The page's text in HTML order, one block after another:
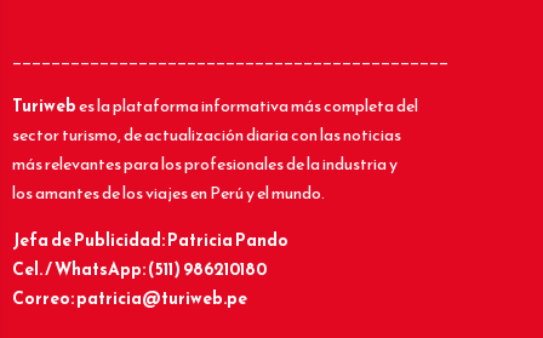
_____________________________________________
Turiwebes la plataforma informativa más completa del
sector turismo, de actualización diaria con las noticias
más relevantes para los profesionales de la industria y
los amantes de los viajes en Perú y el mundo.
Jefa de Publicidad: Patricia Pando
Cel. / WhatsApp: (511) 986210180
Correo: patricia@turiweb.pe